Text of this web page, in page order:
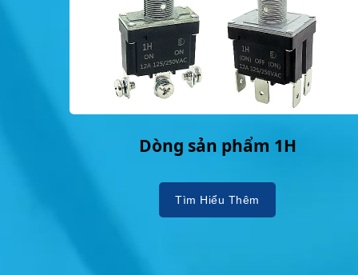
Dòng sản phẩm 1H
Tìm Hiểu Thêm